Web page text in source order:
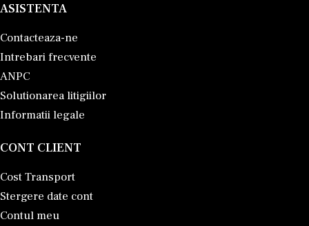
ASISTENTA
Contacteaza-ne
Intrebari frecvente
ANPC
Solutionarea litigiilor
Informatii legale
CONT CLIENT
Cost Transport
Stergere date cont
Contul meu